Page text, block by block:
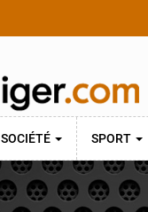
SOCIÉTÉ SPORT